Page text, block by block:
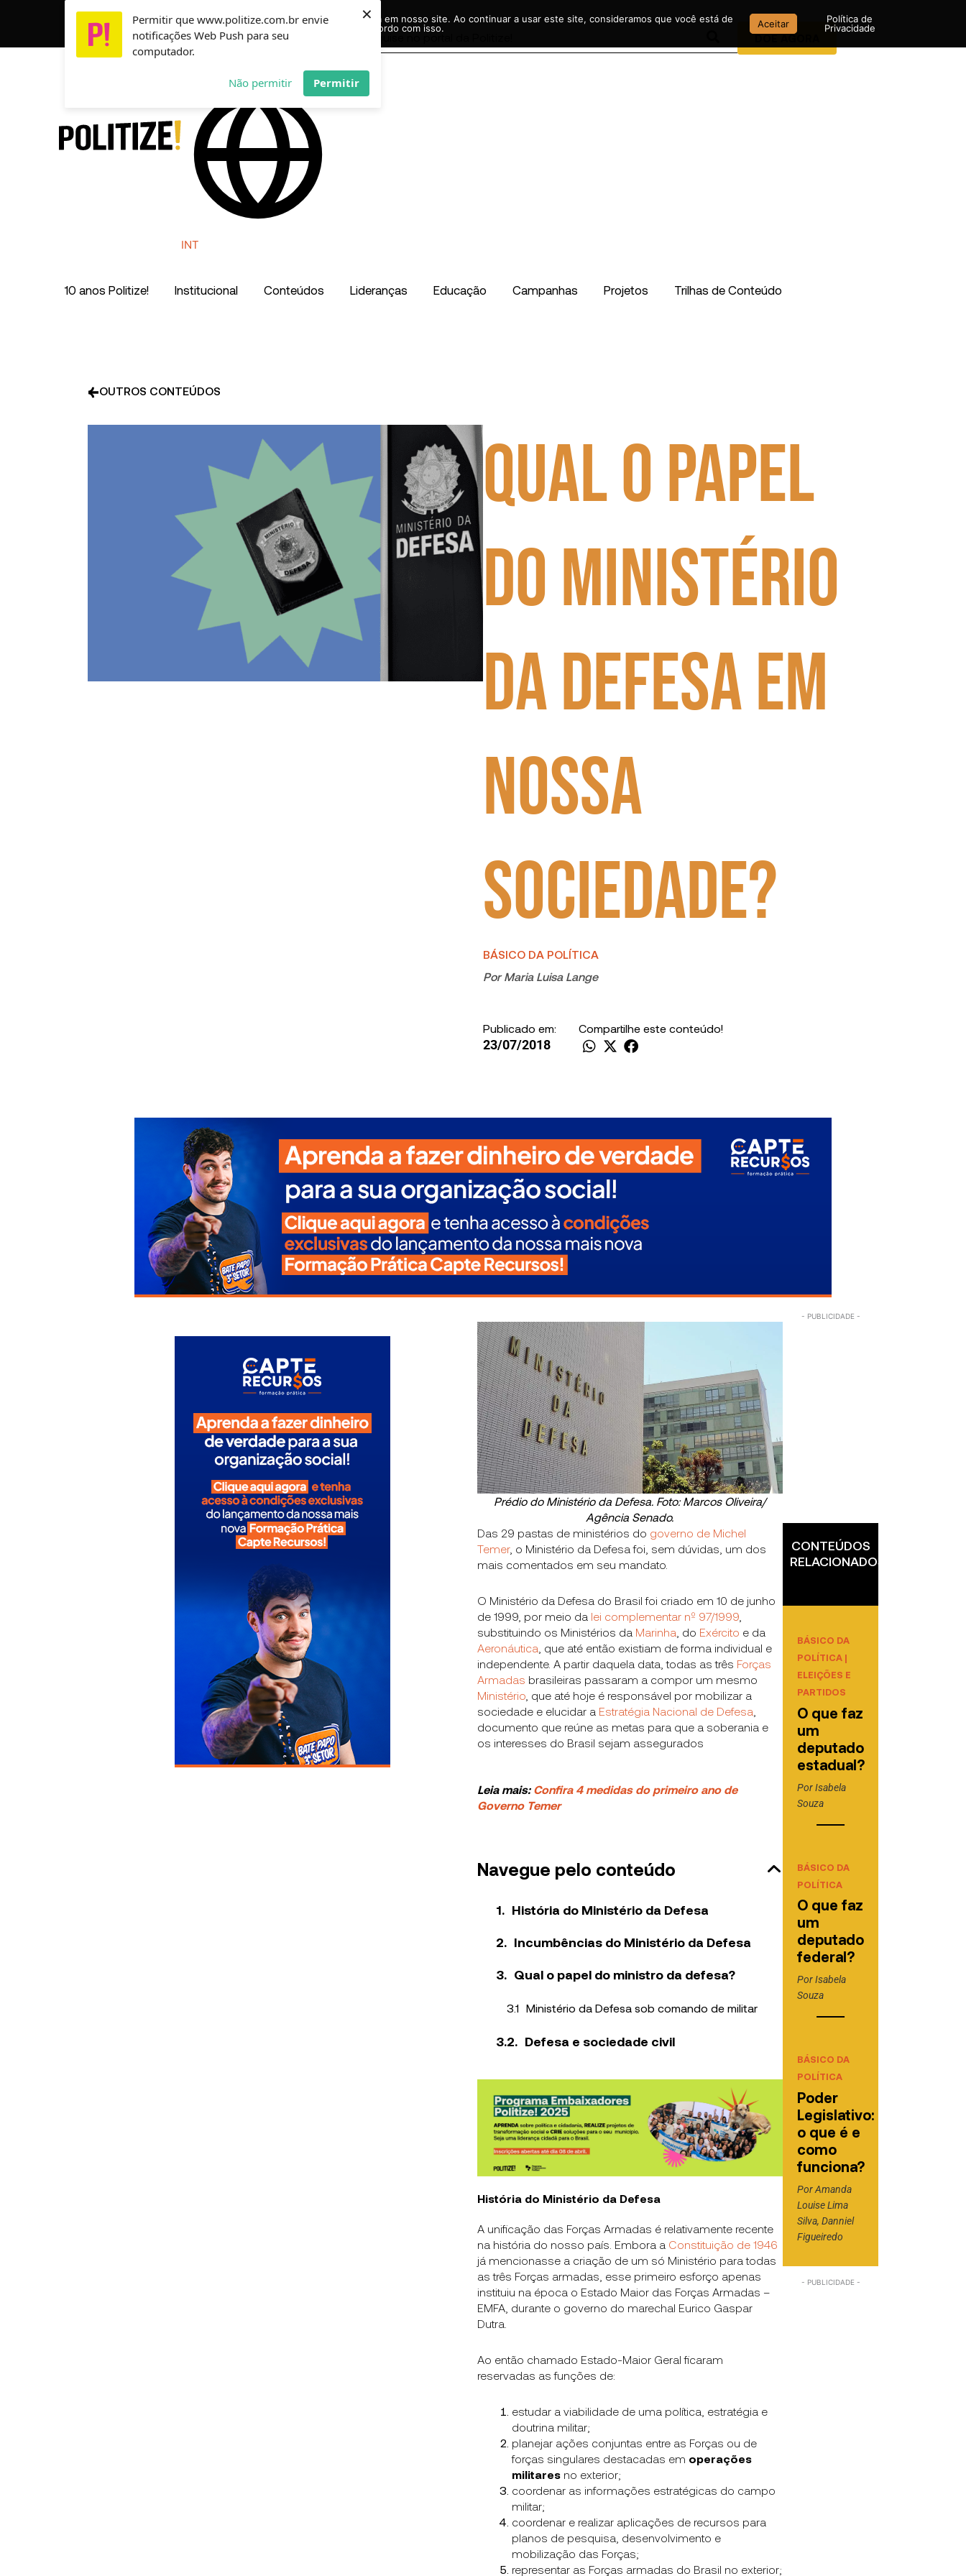
Permitir que www.politize.com.br envie
notificações Web Push para seu
computador.
Não permitir Permitir
×
CO
INT
Pesquisar
DOE AGORA
10 anos Politize! Institucional Conteúdos Lideranças Educação Campanhas Projetos Trilhas de Conteúdo
OUTROS CONTEÚDOS
Qual o papel
do Ministério
da Defesa em
nossa
sociedade?
BÁSICO DA POLÍTICA
Por Maria Luisa Lange
Publicado em:
23/07/2018
Compartilhe este conteúdo!
Prédio do Ministério da Defesa. Foto: Marcos Oliveira/
Agência Senado.
Das 29 pastas de ministérios do governo de Michel
Temer, o Ministério da Defesa foi, sem dúvidas, um dos
mais comentados em seu mandato.
O Ministério da Defesa do Brasil foi criado em 10 de junho
de 1999, por meio da lei complementar nº 97/1999,
substituindo os Ministérios da Marinha , do Exército e da
Aeronáutica , que até então existiam de forma individual e
independente. A partir daquela data, todas as três Forças
Armadas brasileiras passaram a compor um mesmo
Ministério, que até hoje é responsável por mobilizar a
sociedade e elucidar a Estratégia Nacional de Defesa
documento que reúne as metas para que a soberania e
os interesses do Brasil sejam assegurados
Leia mais: Confira 4 medidas do primeiro ano de
Governo Temer
Navegue pelo conteúdo
História do Ministério da Defesa
Incumbências do Ministério da Defesa
Qual o papel do ministro da defesa?
Ministério da Defesa sob comando de militar
Defesa e sociedade civil
História do Ministério da Defesa
A unificação das Forças Armadas é relativamente recente
na história do nosso país. Embora a Constituição de 1946
já mencionasse a criação de um só Ministério para todas
as três Forças armadas, esse primeiro esforço apenas
instituiu na época o Estado Maior das Forças Armadas –
EMFA, durante o governo do marechal Eurico Gaspar
Dutra.
Ao então chamado Estado-Maior Geral ficaram
reservadas as funções de:
estudar a viabilidade de uma política, estratégia e
doutrina militar;
planejar ações conjuntas entre as Forças ou de
forças singulares destacadas em operações
militaresno exterior;
coordenar as informações estratégicas do campo
militar;
coordenar e realizar aplicações de recursos para
planos de pesquisa, desenvolvimento e
mobilização das Forças;
representar as Forças armadas do Brasil no exterior;
CONTEÚDOS
RELACIONADOS
BÁSICO DA
POLÍTICA |
ELEIÇÕES E
PARTIDOS
O que faz
um
deputado
estadual?
PorIsabela
Souza
BÁSICO DA
POLÍTICA
O que faz
um
deputado
federal?
PorIsabela
Souza
BÁSICO DA
POLÍTICA
Poder
Legislativo:
o que é e
como
funciona?
PorAmanda
Louise Lima
Silva,Danniel
Figueiredo
Usamos cookies para garantir que você tenha a melhor experiência em nosso site. Ao continuar a usar este site, consideramos que você está de
acordo com isso.
Aceitar
Política de
Privacidade